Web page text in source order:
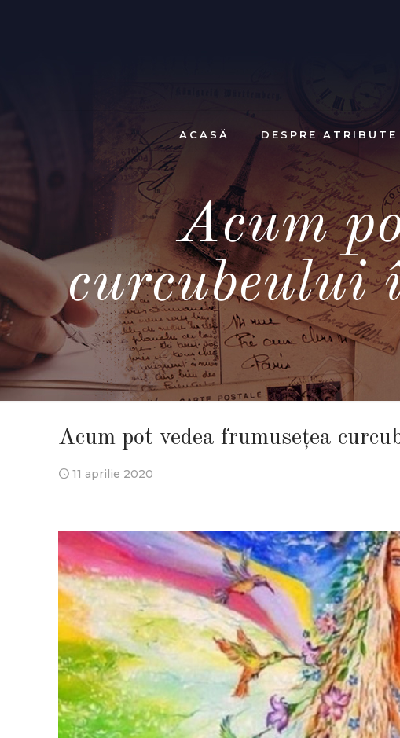
ACASĂ DESPRE ATRIBUTE
Acum
curcubeului
Acum pot vedea frumusețea
11 aprilie 2020